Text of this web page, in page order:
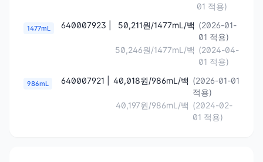
01 적용)
1477mL 640007923 | 50,211원/1477mL/백 (2026-01-
01 적용)
50,246원/1477mL/백 (2024-04-
01 적용)
986mL 640007921 | 40,018원/986mL/백 (2026-01-01
적용)
40,197원/986mL/백 (2024-02-
01 적용)